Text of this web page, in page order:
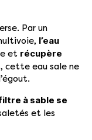
Par un
l’eau
et récupère
cette eau sale ne
à sable se
et les